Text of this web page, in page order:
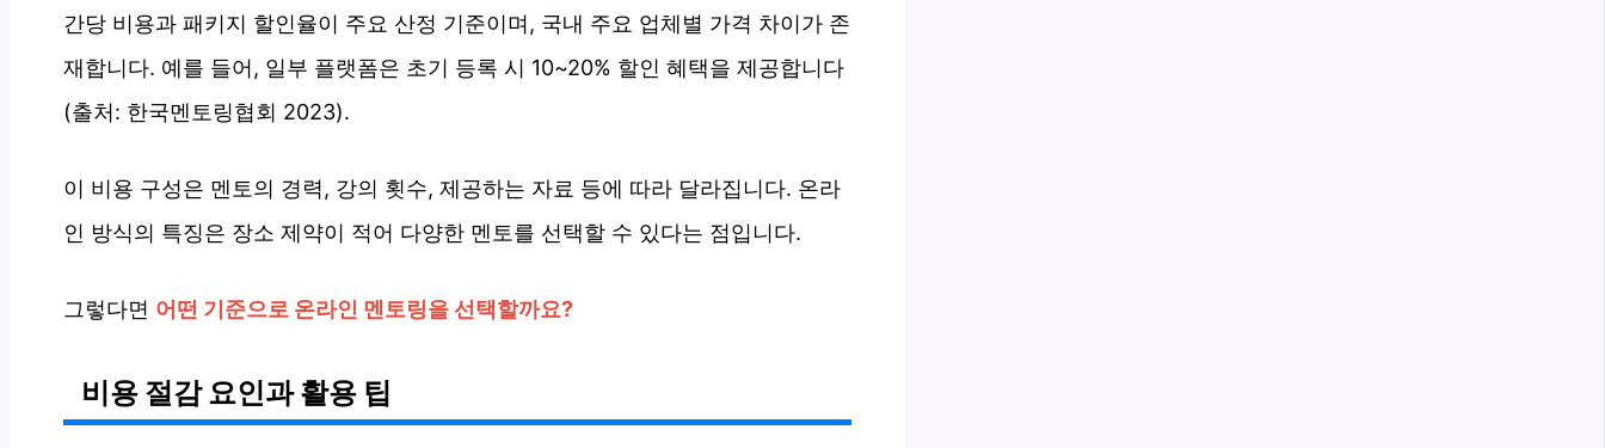
간당 비용과 패키지 할인율이 주요 산정 기준이며, 국내 주요 업체별 가격 차이가 존
재합니다. 예를 들어, 일부 플랫폼은 초기 등록 시 10~20% 할인 혜택을 제공합니다
(출처: 한국멘토링협회 2023).
이 비용 구성은 멘토의 경력, 강의 횟수, 제공하는 자료 등에 따라 달라집니다. 온라
인 방식의 특징은 장소 제약이 적어 다양한 멘토를 선택할 수 있다는 점입니다.
그렇다면 어떤 기준으로 온라인 멘토링을 선택할까요?
비용 절감 요인과 활용 팁